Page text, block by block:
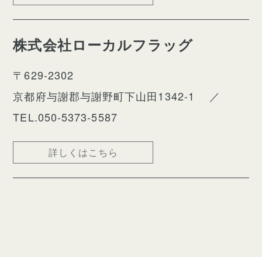
株式会社ローカルフラッグ
〒629-2302
京都府与謝郡与謝野町下山田1342-1
／
TEL.050-5373-5587
詳しくはこちら